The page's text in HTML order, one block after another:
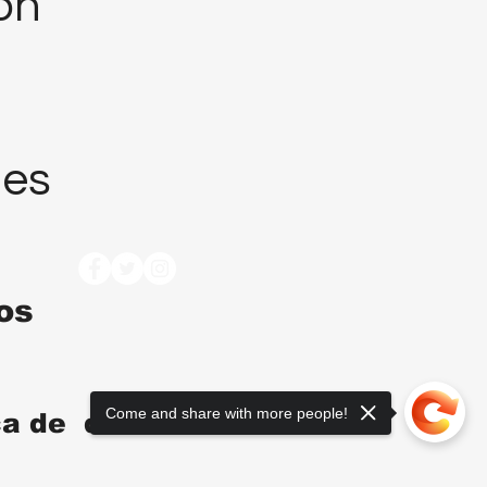
de devoluciones
Come and share with more people!